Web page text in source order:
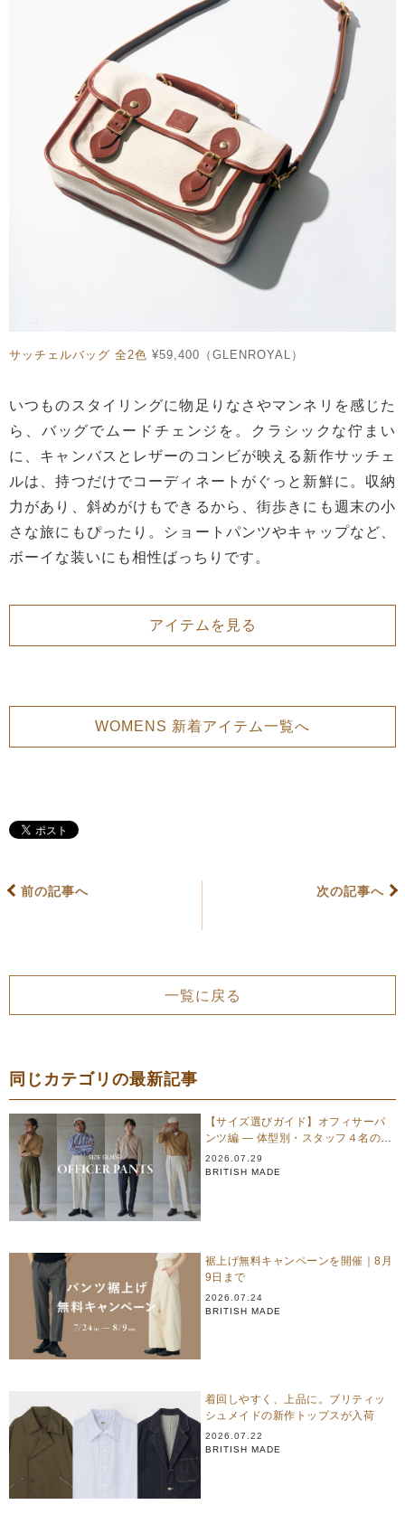
サッチェルバッグ 全2色 ¥59,400（GLENROYAL）
いつものスタイリングに物足りなさやマンネリを感じた
ら、バッグでムードチェンジを。クラシックな佇まい
に、キャンバスとレザーのコンビが映える新作サッチェ
ルは、持つだけでコーディネートがぐっと新鮮に。収納
力があり、斜めがけもできるから、街歩きにも週末の小
さな旅にもぴったり。ショートパンツやキャップなど、
ボーイな装いにも相性ばっちりです。
アイテムを見る
WOMENS 新着アイテム一覧へ
前の記事へ 次の記事へ
一覧に戻る
同じカテゴリの最新記事
【サイズ選びガイド】オフィサーパ
ンツ編 — 体型別・スタッフ４名のリ
アル試着
2026.07.29
BRITISH MADE
裾上げ無料キャンペーンを開催｜8月
9日まで
2026.07.24
BRITISH MADE
着回しやすく、上品に。ブリティッ
シュメイドの新作トップスが入荷
2026.07.22
BRITISH MADE